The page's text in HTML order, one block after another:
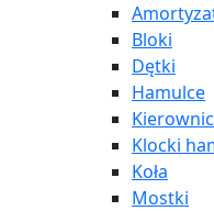
Bloki
Dętki
Hamulce
Klocki
Koła
Mostki